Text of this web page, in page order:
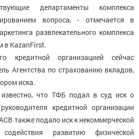
департаменты комплекса
вопроса, - отмечается в
развлекательного комплекса
в KazanFirst.
кредитной организацией сейчас
Агентства по страхованию вкладов,
иска.
что ТФБ подал в суд иск о
кредитной организации
также подало иск к некоммерческой
развитию физической